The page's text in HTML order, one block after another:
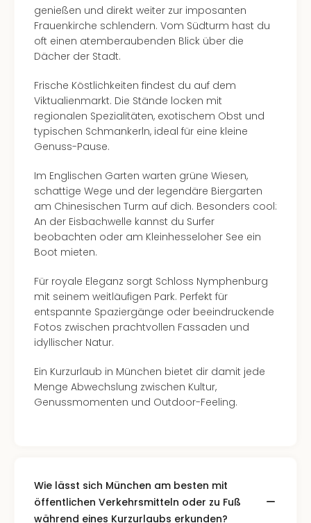
genießen und direkt weiter zur imposanten
Frauenkirche schlendern. Vom Südturm hast du
oft einen atemberaubenden Blick über die
Dächer der Stadt.
Frische Köstlichkeiten findest du auf dem
Viktualienmarkt. Die Stände locken mit
regionalen Spezialitäten, exotischem Obst und
typischen Schmankerln, ideal für eine kleine
Genuss-Pause.
Im Englischen Garten warten grüne Wiesen,
schattige Wege und der legendäre Biergarten
am Chinesischen Turm auf dich. Besonders cool:
An der Eisbachwelle kannst du Surfer
beobachten oder am Kleinhesseloher See ein
Boot mieten.
Für royale Eleganz sorgt Schloss Nymphenburg
mit seinem weitläufigen Park. Perfekt für
entspannte Spaziergänge oder beeindruckende
Fotos zwischen prachtvollen Fassaden und
idyllischer Natur.
Ein Kurzurlaub in München bietet dir damit jede
Menge Abwechslung zwischen Kultur,
Genussmomenten und Outdoor-Feeling.
Wie lässt sich München am besten mit
öffentlichen Verkehrsmitteln oder zu Fuß
während eines Kurzurlaubs erkunden?